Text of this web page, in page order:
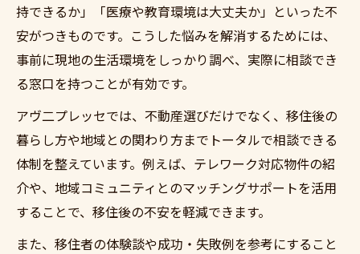
持できるか」「医療や教育環境は大丈夫か」といった不
安がつきものです。こうした悩みを解消するためには、
事前に現地の生活環境をしっかり調べ、実際に相談でき
る窓口を持つことが有効です。
アヴ二プレッセでは、不動産選びだけでなく、移住後の
暮らし方や地域との関わり方までトータルで相談できる
体制を整えています。例えば、テレワーク対応物件の紹
介や、地域コミュニティとのマッチングサポートを活用
することで、移住後の不安を軽減できます。
また、移住者の体験談や成功・失敗例を参考にすること